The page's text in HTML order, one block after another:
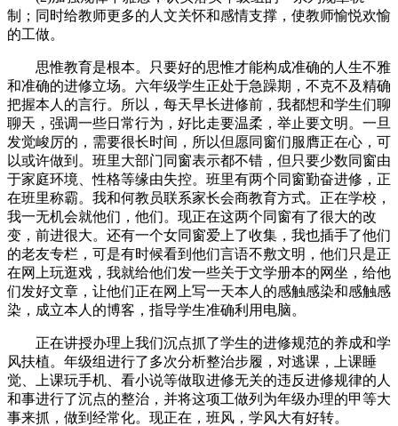
制；同时给教师更多的人文关怀和感情支撑，使教师愉悦欢愉
的工做。
思惟教育是根本。只要好的思惟才能构成准确的人生不雅
和准确的进修立场。六年级学生正处于急躁期，不克不及精确
把握本人的言行。所以，每天早长进修前，我都想和学生们聊
聊天，强调一些日常行为，好比走要温柔，举止要文明。一旦
发觉峻厉的，需要很长时间，所以但愿同窗们服膺正在心，可
以或许做到。班里大部门同窗表示都不错，但只要少数同窗由
于家庭环境、性格等缘由失控。班里有两个同窗勤奋进修，正
在班里称霸。我和何教员联系家长会商教育方式。正在学校，
我一无机会就他们，他们。现正在这两个同窗有了很大的改
变，前进很大。还有一个女同窗爱上了收集，我也插手了他们
的老友专栏，可是有时候看到他们言语不敷文明，他们只是正
在网上玩逛戏，我就给他们发一些关于文学册本的网坐，给他
们发好文章，让他们正在网上写一天本人的感触感染和感触感
染，成立本人的博客，指导学生准确利用电脑。
正在讲授办理上我们沉点抓了学生的进修规范的养成和学
风扶植。年级组进行了多次分析整治步履，对逃课，上课睡
觉、上课玩手机、看小说等做取进修无关的违反进修规律的人
和事进行了沉点的整治，并将这项工做列为年级办理的甲等大
事来抓，做到经常化。现正在，班风，学风大有好转。